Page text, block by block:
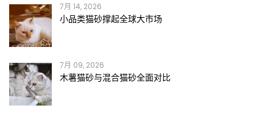
7月 14, 2026
小品类猫砂撑起全球大市场
7月 09, 2026
木薯猫砂与混合猫砂全面对比